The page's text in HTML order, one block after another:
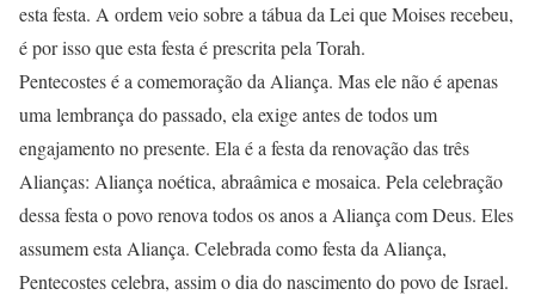
esta festa. A ordem veio sobre a tábua da Lei que Moises recebeu,
é por isso que esta festa é prescrita pela Torah.
Pentecostes é a comemoração da Aliança. Mas ele não é apenas
uma lembrança do passado, ela exige antes de todos um
engajamento no presente. Ela é a festa da renovação das três
Alianças: Aliança noética, abraâmica e mosaica. Pela celebração
dessa festa o povo renova todos os anos a Aliança com Deus. Eles
assumem esta Aliança. Celebrada como festa da Aliança,
Pentecostes celebra, assim o dia do nascimento do povo de Israel.